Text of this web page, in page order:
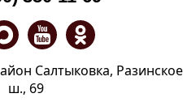
Салтыковка, Разинское
ш., 69